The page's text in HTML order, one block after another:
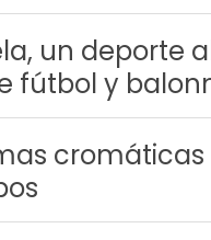
un deporte
fútbol y
cromáticas